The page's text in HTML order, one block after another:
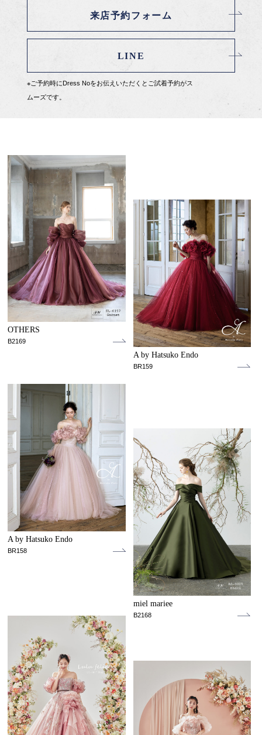
来店予約フォーム
LINE
※ご予約時にDress Noをお伝えいただくとご試着予約がス
ムーズです。
OTHERS
B2169
A by Hatsuko Endo
BR159
A by Hatsuko Endo
BR158
miel mariee
B2168